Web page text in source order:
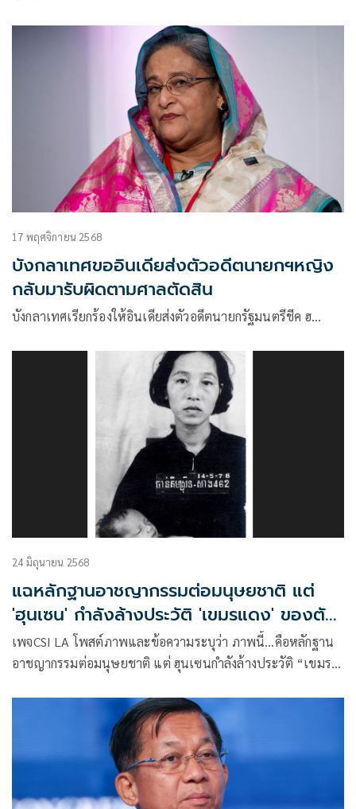
17 พฤศจิกายน 2568
บังกลาเทศขออินเดียส่งตัวอดีตนายกฯหญิง
กลับมารับผิดตามศาลตัดสิน
บังกลาเทศเรียกร้องให้อินเดียส่งตัวอดีตนายกรัฐมนตรีชีค ฮ…
24 มิถุนายน 2568
แฉหลักฐานอาชญากรรมต่อมนุษยชาติ แต่
'ฮุนเซน' กำลังล้างประวัติ 'เขมรแดง' ของตัว
เอง
เพจCSI LA โพสต์ภาพและข้อความระบุว่า ภาพนี้…คือหลักฐาน
อาชญากรรมต่อมนุษยชาติ แต่ ฮุนเซนกำลังล้างประวัติ “เขมร